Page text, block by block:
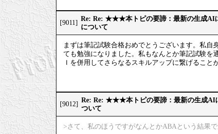
[9011]
Re: Re: ★★★本トピの要諦：最新の生成AI
について
まずは筆記試験合格おめでとうございます。私
ても勉強になりました。私もなんとか筆記試験を
Ｉを併用してさらなるスキルアップに繋げること
[9012]
Re: Re: ★★★本トピの要諦：最新の生成AI
ついて
>さて、私のほうですがなんとかABAという結果